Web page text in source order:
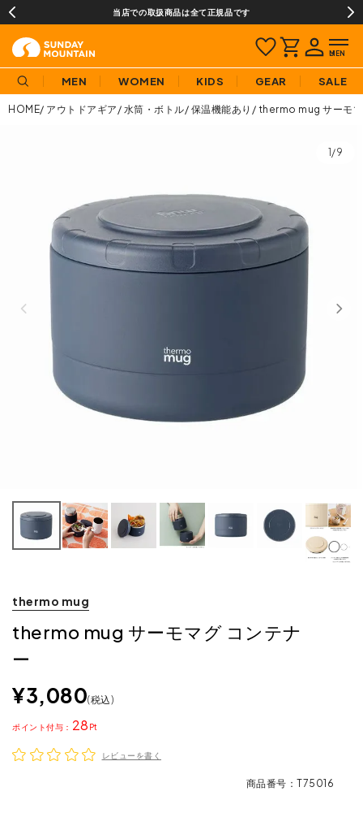
当店での取扱商品は全て正規品です
MEN WOMEN KIDS GEAR SALE
HOME アウトドアギア 水筒・ボトル 保温機能あり thermo mug サーモマ
1/9
thermo mug
thermo mug サーモマグ コンテナ
ー
¥3,080 税込
28
ポイント
レビューを書く
商品番号 T75016